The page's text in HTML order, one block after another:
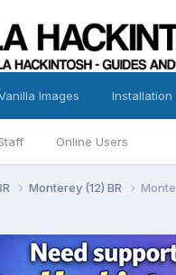
Online Users
Images Installation
Monterey (12) BR